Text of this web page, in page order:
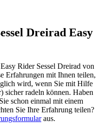
Dreirad Easy
Rider Sessel Dreirad von
Erfahrungen mit Ihnen teilen,
wird, wenn Sie mit Hilfe
sicher radeln können. Haben
schon einmal mit einem
Sie Ihre Erfahrung teilen?
aus.